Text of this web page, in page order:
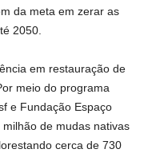
da meta em zerar as
2050.
em restauração de
meio do programa
e Fundação Espaço
de mudas nativas
cerca de 730